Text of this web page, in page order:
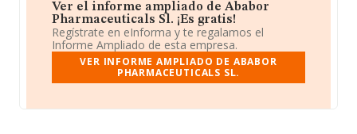
Ver el informe ampliado de Ababor
Pharmaceuticals Sl. ¡Es gratis!
Regístrate en eInforma y te regalamos el
Informe Ampliado de esta empresa.
VER INFORME AMPLIADO DE ABABOR
PHARMACEUTICALS SL.